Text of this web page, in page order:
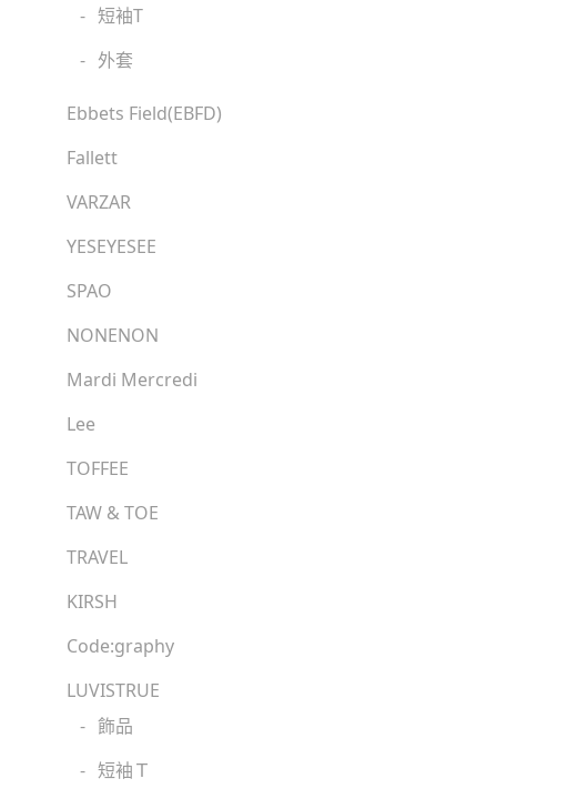
- 短袖T
- 外套
Ebbets Field(EBFD)
Fallett
VARZAR
YESEYESEE
SPAO
NONENON
Mardi Mercredi
Lee
TOFFEE
TAW & TOE
TRAVEL
KIRSH
Code:graphy
LUVISTRUE
- 飾品
- 短袖Ｔ